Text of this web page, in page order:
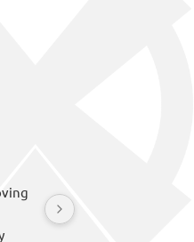
Great experience.
firstly. Easy quote